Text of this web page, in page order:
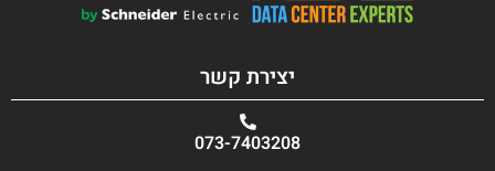
יצירת קשר
073-7403208